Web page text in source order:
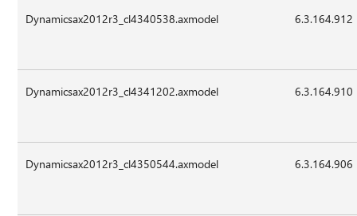
Dynamicsax2012r3_cl4340538.axmodel 6.3.164.912
Dynamicsax2012r3_cl4341202.axmodel 6.3.164.910
Dynamicsax2012r3_cl4350544.axmodel 6.3.164.906